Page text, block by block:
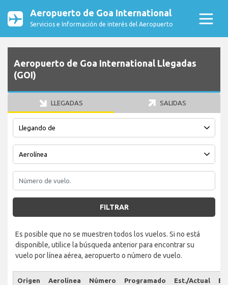
Aeropuerto de Goa International
Servicios e Información de interés del Aeropuerto
Aeropuerto de Goa International Llegadas
(GOI)
LLEGADAS SALIDAS
FILTRAR
Es posible que no se muestren todos los vuelos. Si no está
disponible, utilice la búsqueda anterior para encontrar su
vuelo por línea aérea, aeropuerto o número de vuelo.
Origen Aerolínea
Número
Programado Est./Actual